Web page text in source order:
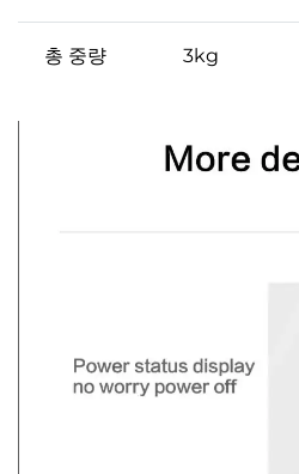
총 중량 3kg